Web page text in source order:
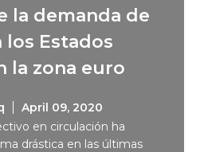
la demanda de
Estados
la zona euro
April 09, 2020
en circulación ha
drástica en las últimas